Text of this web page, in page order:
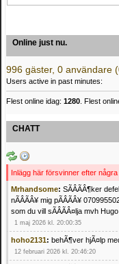
Online just nu.
996 gäster, 0 användare
Users active in past minutes:
Flest online idag: 1280 . Flest
CHATT
Inlägg här försvinner efter några
Mrhandsome: SÃÂÃÂ¶ker
nÃÂÃÂ¥ mig pÃÂÃÂ¥
som du vill sÃÂÃÂ¤lja mvh Hugo
1 maj 2026 kl. 20:00:35
hoho2131: behÃ¶ver hjÃ¤lp
12 februari 2026 kl. 20:46:20